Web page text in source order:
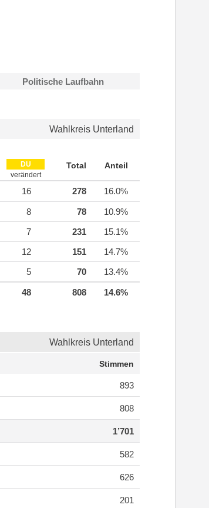
Politische Laufbahn
Wahlkreis Unterland
DU
verändert
Total Anteil
16 278 16.0%
8 78
10.9%
7 231
15.1%
12 151
14.7%
5 70 13.4%
48 808 14.6%
Wahlkreis Unterland
Stimmen
893
808
1’701
582
626
201